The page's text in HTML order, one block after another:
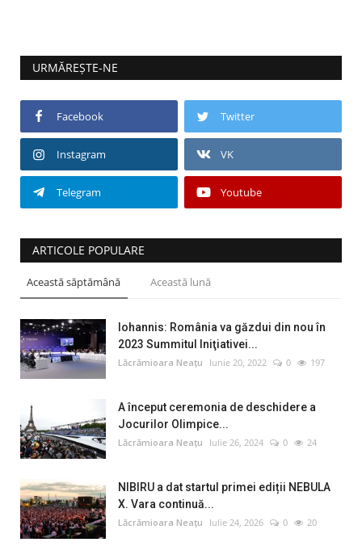
URMĂREȘTE-NE
Facebook Twitter
Instagram VK
Telegram Youtube
ARTICOLE POPULARE
Această săptămână Această lună
Iohannis: România va găzdui din nou în
2023 Summitul Iniţiativei...
Lăcrămioara Neațu Iunie 20, 2022 0 197
A început ceremonia de deschidere a
Jocurilor Olimpice...
Lăcrămioara Neațu Iulie 26, 2024 0 24
NIBIRU a dat startul primei ediții NEBULA
X. Vara continuă...
Lăcrămioara Neațu Iulie 24, 2026 0 20